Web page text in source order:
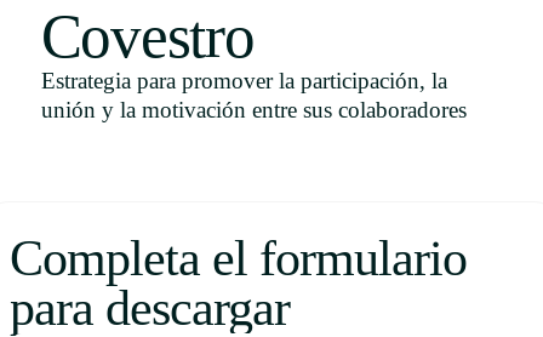
Uruguay
Português
Covestro
Estrategia para promover la participación, la
unión y la motivación entre sus colaboradores
Completa el formulario
para descargar